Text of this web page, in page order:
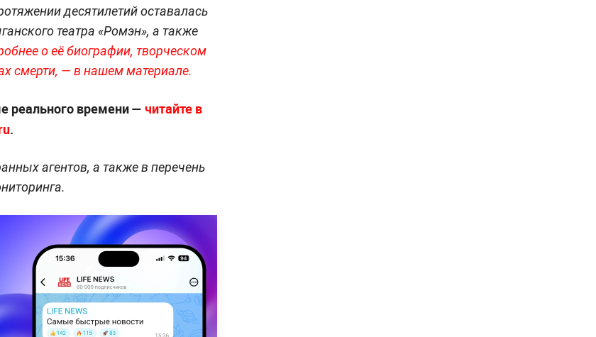
десятилетий оставалась
театра «Ромэн», а также
о её биографии, творческом
смерти, — в нашем материале.
реального времени — читайте в
.
агентов, а также в перечень